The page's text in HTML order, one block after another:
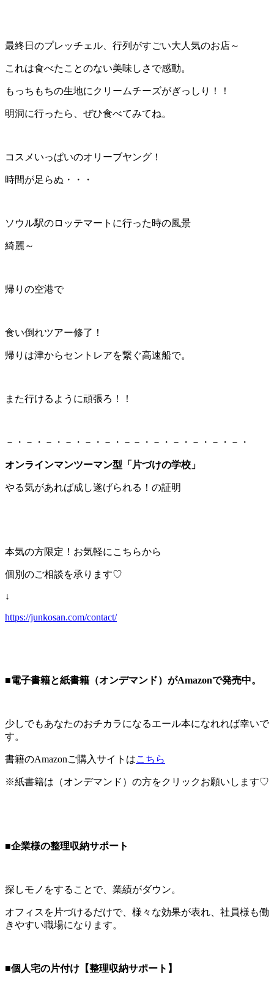
最終日のプレッチェル、行列がすごい大人気のお店～
これは食べたことのない美味しさで感動。
もっちもちの生地にクリームチーズがぎっしり！！
明洞に行ったら、ぜひ食べてみてね。
コスメいっぱいのオリーブヤング！
時間が足らぬ・・・
ソウル駅のロッテマートに行った時の風景
綺麗～
帰りの空港で
食い倒れツアー修了！
帰りは津からセントレアを繋ぐ高速船で。
また行けるように頑張ろ！！
－・－・－・－・－・－・－ －・－・－・－・－・－・
オンラインマンツーマン型「片づけの学校」
やる気があれば成し遂げられる！の証明
本気の方限定！お気軽にこちらから
個別のご相談を承ります♡
↓
https://junkosan.com/contact/
■電子書籍と紙書籍（オンデマンド）がAmazonで発売中。
少しでもあなたのおチカラになるエール本になれれば幸いで
す。
書籍のAmazonご購入サイトはこちら
※紙書籍は（オンデマンド）の方をクリックお願いします♡
■企業様の整理収納サポート
探しモノをすることで、業績がダウン。
オフィスを片づけるだけで、様々な効果が表れ、社員様も働
きやすい職場になります。
■個人宅の片付け【整理収納サポート】